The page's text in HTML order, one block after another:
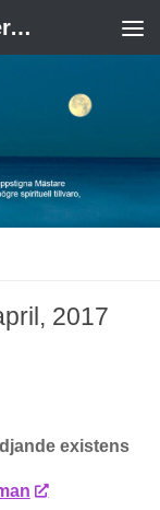
Välkomna till en Ny Framtida Verklighet
2017
existens